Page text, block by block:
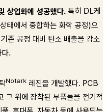
상업화에 성공했다. 특히 DL케
태에서 중합하는 화학 공정)으
존 공정 대비 탄소 배출을 감소
.
Notark 레진을 개발했다. PCB
그 위에 장착된 부품들을 전기적